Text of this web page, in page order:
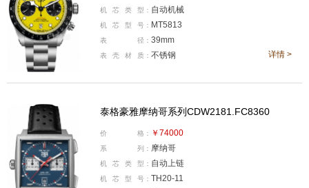
产品型号:CDW2181.FC8360
国内公价:￥74000
腕表直径:39毫米
表壳厚度:13.9毫米
机芯类型:自动上链
机芯型号:TH20-11
表壳材质:钛金属
机 芯 类 型： 自动机械
机 芯 型 号： MT5813
表 径： 39mm
表 壳 材 质： 不锈钢 详情 >
泰格豪雅摩纳哥系列CDW2181.FC8360
价 格： ￥74000
系 列： 摩纳哥
机 芯 类 型： 自动上链
机 芯 型 号： TH20-11